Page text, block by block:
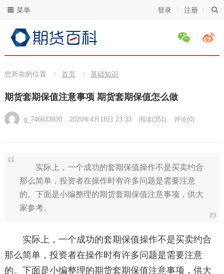
登录 注册
菜单
您所在的位置 首页 基础知识
期货套期保值注意事项 期货套期保值怎么做
g_746633930 2020年4月18日 23:33 阅读(351) 评论(0)
实际上，一个成功的套期保值操作不是买卖约合
那么简单，投资者在操作时有许多问题是需要注意
的。下面是小编整理的期货套期保值注意事项，供大
家参考。
实际上，一个成功的套期保值操作不是买卖约合
那么简单，投资者在操作时有许多问题是需要注意
的。下面是小编整理的期货套期保值注意事项，供大